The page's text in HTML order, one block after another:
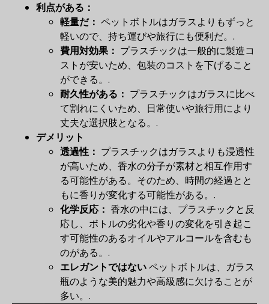
利点がある：
軽量だ： ペットボトルはガラスよりもずっと
軽いので、持ち運びや旅行にも便利だ。.
費用対効果： プラスチックは一般的に製造コ
ストが安いため、包装のコストを下げること
ができる。.
耐久性がある： プラスチックはガラスに比べ
て割れにくいため、日常使いや旅行用により
丈夫な選択肢となる。.
デメリット
透過性： プラスチックはガラスよりも浸透性
が高いため、香水の分子が素材と相互作用す
る可能性がある。そのため、時間の経過とと
もに香りが変化する可能性がある。.
化学反応： 香水の中には、プラスチックと反
応し、ボトルの劣化や香りの変化を引き起こ
す可能性のあるオイルやアルコールを含むも
のがある。.
エレガントではないペットボトルは、ガラス
瓶のような美的魅力や高級感に欠けることが
多い。.